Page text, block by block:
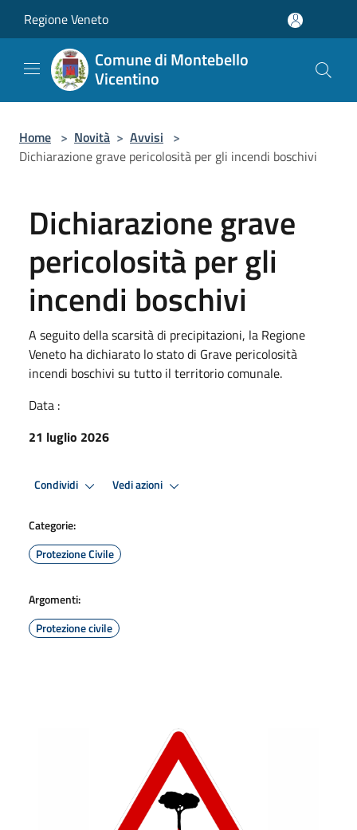
Regione Veneto
Comune di Montebello
Vicentino
Home > Novità > Avvisi >
Dichiarazione grave pericolosità per gli incendi boschivi
Dichiarazione grave
pericolosità per gli
incendi boschivi
A seguito della scarsità di precipitazioni, la Regione
Veneto ha dichiarato lo stato di Grave pericolosità
incendi boschivi su tutto il territorio comunale.
Data :
21 luglio 2026
Condividi Vedi azioni
Categorie:
Protezione Civile
Argomenti:
Protezione civile